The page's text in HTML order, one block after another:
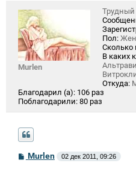
Murlen
Трудный
Пол:
Сколько
В каких
Откуда:
Благодарил (а): 106 раз
Поблагодарили: 80 раз
СMurlen 02 дек 2011, 09:26